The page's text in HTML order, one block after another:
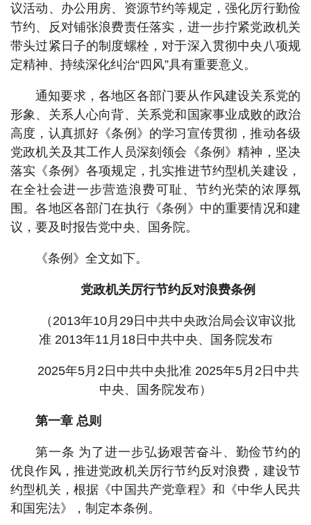
议活动、办公用房、资源节约等规定，强化厉行勤俭
节约、反对铺张浪费责任落实，进一步拧紧党政机关
带头过紧日子的制度螺栓，对于深入贯彻中央八项规
定精神、持续深化纠治“四风”具有重要意义。
通知要求，各地区各部门要从作风建设关系党的
形象、关系人心向背、关系党和国家事业成败的政治
高度，认真抓好《条例》的学习宣传贯彻，推动各级
党政机关及其工作人员深刻领会《条例》精神，坚决
落实《条例》各项规定，扎实推进节约型机关建设，
在全社会进一步营造浪费可耻、节约光荣的浓厚氛
围。各地区各部门在执行《条例》中的重要情况和建
议，要及时报告党中央、国务院。
《条例》全文如下。
党政机关厉行节约反对浪费条例
（2013年10月29日中共中央政治局会议审议批
准 2013年11月18日中共中央、国务院发布
2025年5月2日中共中央批准 2025年5月2日中共
中央、国务院发布）
第一章 总则
第一条 为了进一步弘扬艰苦奋斗、勤俭节约的
优良作风，推进党政机关厉行节约反对浪费，建设节
约型机关，根据《中国共产党章程》和《中华人民共
和国宪法》，制定本条例。